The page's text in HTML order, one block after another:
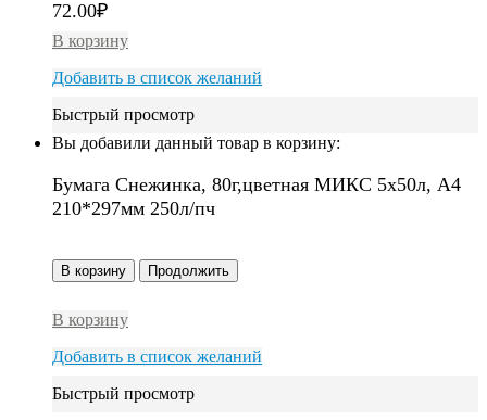
72.00₽
В корзину
Добавить в список желаний
Быстрый просмотр
Вы добавили данный товар в корзину:
Бумага Снежинка, 80г,цветная МИКС 5х50л, A4
210*297мм 250л/пч
В корзину Продолжить
В корзину
Добавить в список желаний
Быстрый просмотр